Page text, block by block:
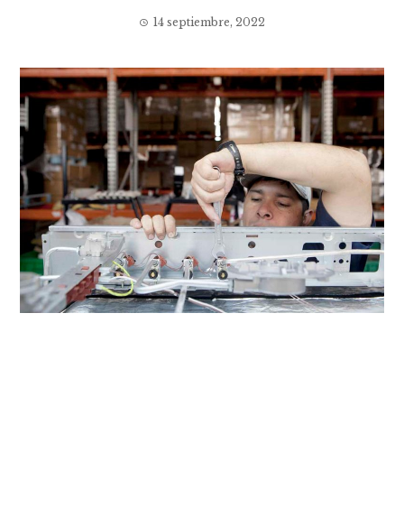
14 septiembre, 2022